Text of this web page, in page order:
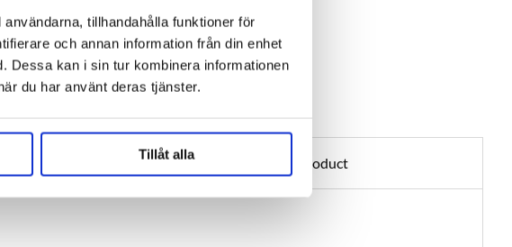
tillhandahålla funktioner för
och annan information från din enhet
Dessa kan i sin tur kombinera informationen
du har använt deras tjänster.
Tillåt alla Ask about product